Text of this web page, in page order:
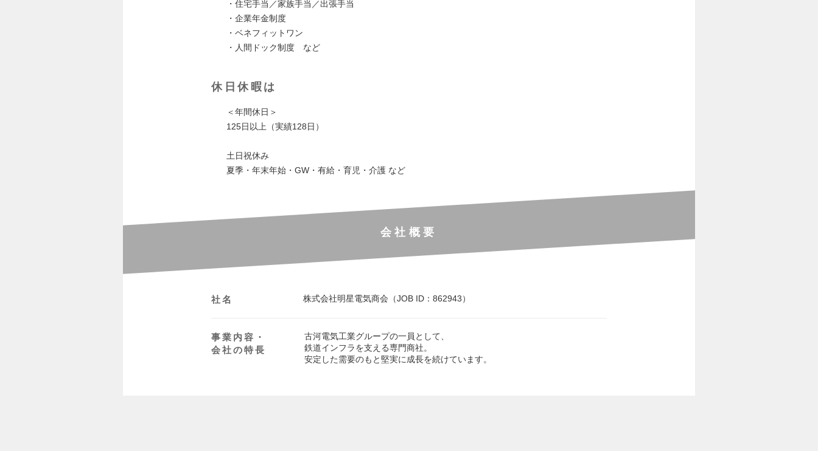
・住宅手当／家族手当／出張手当
・企業年金制度
・ベネフィットワン
・人間ドック制度 など
休日休暇は
＜年間休日＞
125日以上（実績128日）
土日祝休み
夏季・年末年始・GW・有給・育児・介護 など
会社概要
社名 株式会社明星電気商会（JOB ID：862943）
事業内容・
会社の特長
古河電気工業グループの一員として、
鉄道インフラを支える専門商社。
安定した需要のもと堅実に成長を続けています。